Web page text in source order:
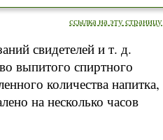
ссылка на эту страницу
свидетелей и т. д.
выпитого спиртного
количества напитка,
на несколько часов